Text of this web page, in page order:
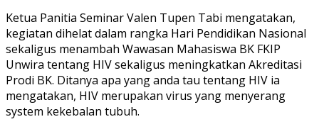
Ketua Panitia Seminar Valen Tupen Tabi mengatakan,
kegiatan dihelat dalam rangka Hari Pendidikan Nasional
sekaligus menambah Wawasan Mahasiswa BK FKIP
Unwira tentang HIV sekaligus meningkatkan Akreditasi
Prodi BK. Ditanya apa yang anda tau tentang HIV ia
mengatakan, HIV merupakan virus yang menyerang
system kekebalan tubuh.